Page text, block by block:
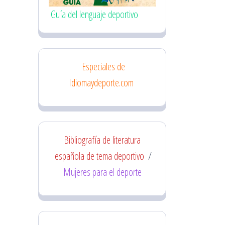
Guía del lenguaje deportivo
Especiales de
Idiomaydeporte.com
Bibliografía de literatura
española de tema deportivo /
Mujeres para el deporte